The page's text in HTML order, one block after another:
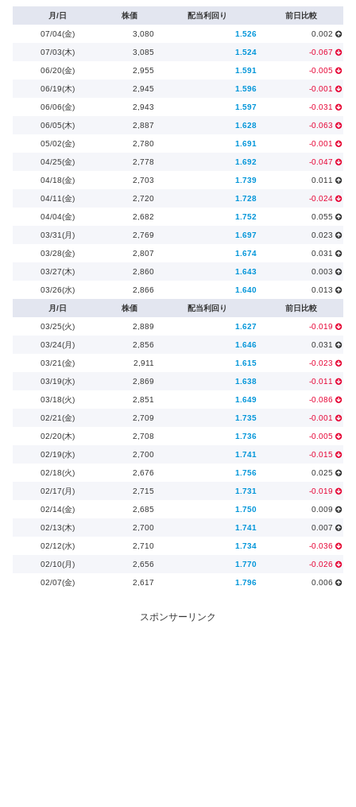
月/日 株価 配当利回り 前日比較
07/04(金) 3,080 1.526 0.002
07/03(木) 3,085 1.524 -0.067
06/20(金) 2,955 1.591 -0.005
06/19(木) 2,945 1.596 -0.001
06/06(金) 2,943 1.597 -0.031
06/05(木) 2,887 1.628 -0.063
05/02(金) 2,780 1.691 -0.001
04/25(金) 2,778 1.692 -0.047
04/18(金) 2,703 1.739 0.011
04/11(金) 2,720 1.728 -0.024
04/04(金) 2,682 1.752 0.055
03/31(月) 2,769 1.697 0.023
03/28(金) 2,807 1.674 0.031
03/27(木) 2,860 1.643 0.003
03/26(水) 2,866 1.640 0.013
月/日 株価 配当利回り 前日比較
03/25(火) 2,889 1.627 -0.019
03/24(月) 2,856 1.646 0.031
03/21(金) 2,911 1.615 -0.023
03/19(水) 2,869 1.638 -0.011
03/18(火) 2,851 1.649 -0.086
02/21(金) 2,709 1.735 -0.001
02/20(木) 2,708 1.736 -0.005
02/19(水) 2,700 1.741 -0.015
02/18(火) 2,676 1.756 0.025
02/17(月) 2,715 1.731 -0.019
02/14(金) 2,685 1.750 0.009
02/13(木) 2,700 1.741 0.007
02/12(水) 2,710 1.734 -0.036
02/10(月) 2,656 1.770 -0.026
02/07(金) 2,617 1.796 0.006
スポンサーリンク